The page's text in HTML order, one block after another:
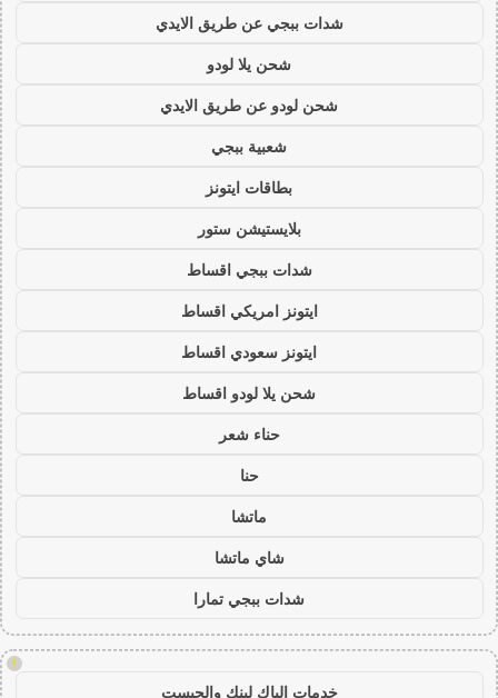
شدات ببجي عن طريق الايدي
شحن يلا لودو
شحن لودو عن طريق الايدي
شعبية ببجي
بطاقات ايتونز
بلايستيشن ستور
شدات ببجي اقساط
ايتونز امريكي اقساط
ايتونز سعودي اقساط
شحن يلا لودو اقساط
حناء شعر
حنا
ماتشا
شاي ماتشا
شدات ببجي تمارا
!
خدمات الباك لينك والجيست